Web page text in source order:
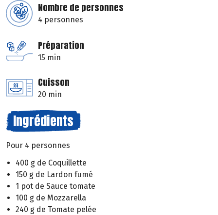
Nombre de personnes
4 personnes
Préparation
15 min
Cuisson
20 min
Ingrédients
Pour 4 personnes
400 g de Coquillette
150 g de Lardon fumé
1 pot de Sauce tomate
100 g de Mozzarella
240 g de Tomate pelée